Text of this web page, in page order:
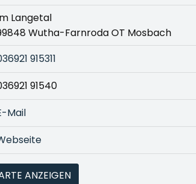
Langetal
Wutha-Farnroda OT Mosbach
915311
91540
Mail
ANZEIGEN